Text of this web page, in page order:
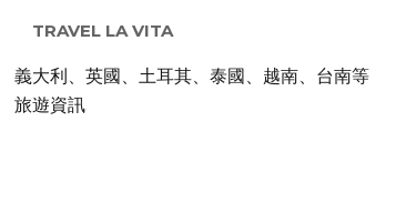
TRAVEL LA VITA
義大利、英國、土耳其、泰國、越南、台南等
旅遊資訊